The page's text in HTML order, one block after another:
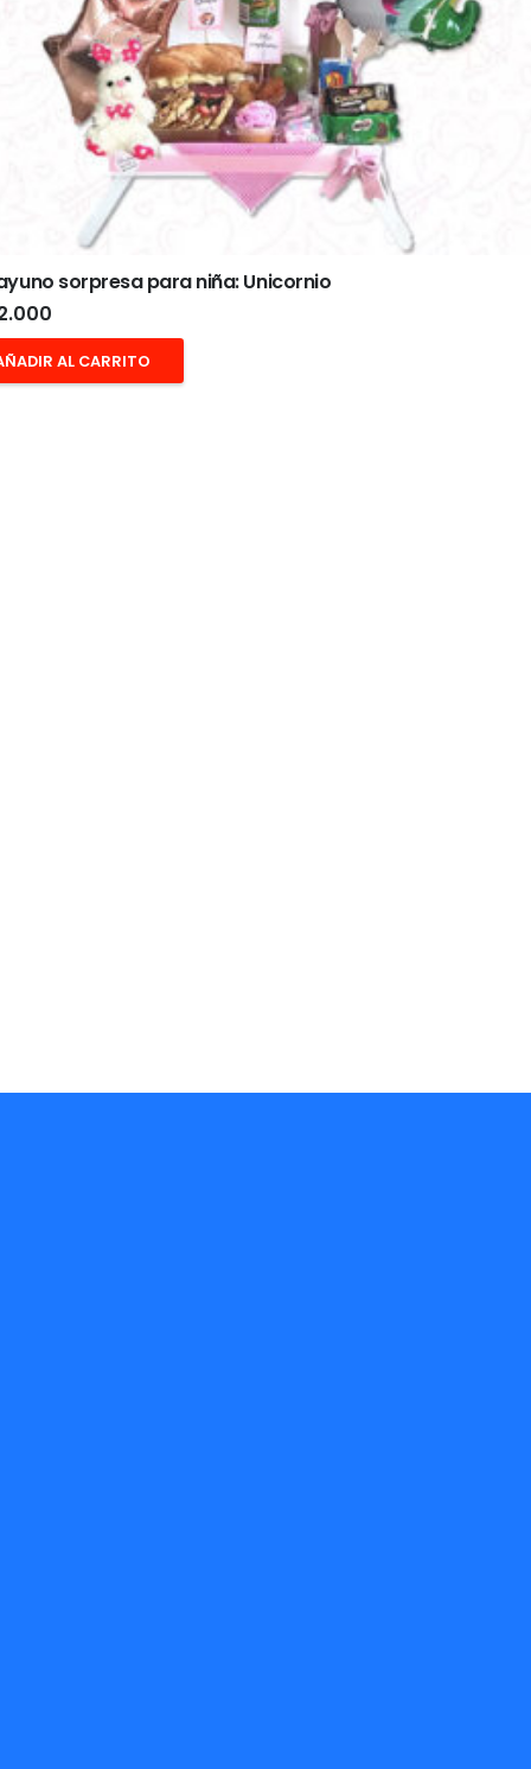
sorpresa para niña: Unicornio
AL CARRITO